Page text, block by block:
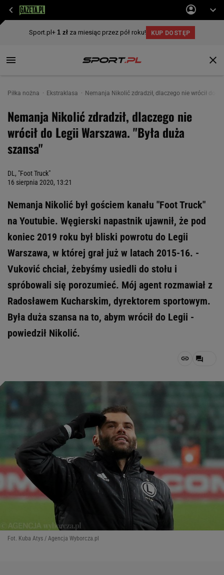
Piłka nożna Ekstraklasa Nemanja Nikolić zdradził, dlaczego nie wrócił do
Nemanja Nikolić zdradził, dlaczego nie
wrócił do Legii Warszawa. "Była duża
szansa"
DL, "Foot Truck"
16 sierpnia 2020, 13:21
Nemanja Nikolić był gościem kanału "Foot Truck"
na Youtubie. Węgierski napastnik ujawnił, że pod
koniec 2019 roku był bliski powrotu do Legii
Warszawa, w której grał już w latach 2015-16. -
Vuković chciał, żebyśmy usiedli do stołu i
spróbowali się porozumieć. Mój agent rozmawiał z
Radosławem Kucharskim, dyrektorem sportowym.
Była duża szansa na to, abym wrócił do Legii -
powiedził Nikolić.
Fot. Kuba Atys / Agencja Wyborcza.pl